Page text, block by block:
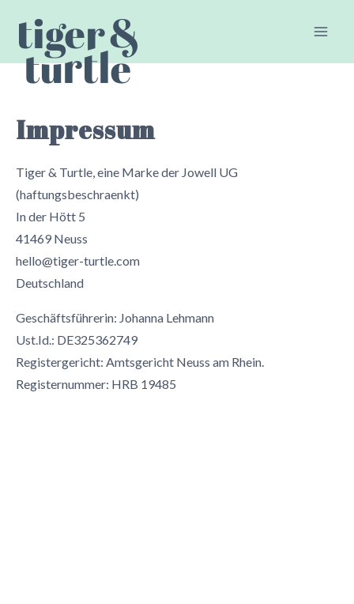
content
Impressum
Tiger & Turtle, eine Marke der Jowell UG
(haftungsbeschraenkt)
In der Hött 5
41469 Neuss
hello@tiger-turtle.com
Deutschland
Geschäftsführerin: Johanna Lehmann
Ust.Id.: DE325362749
Registergericht: Amtsgericht Neuss am Rhein.
Registernummer: HRB 19485